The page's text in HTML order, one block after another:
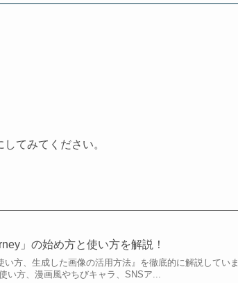
てみてください。
」の始め方と使い方を解説！
方、生成した画像の活用方法』を徹底的に解説していま
い方、漫画風やちびキャラ、SNSア...